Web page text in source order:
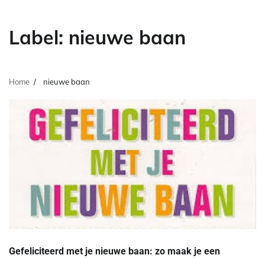
Label: nieuwe baan
Home nieuwe baan
Gefeliciteerd met je nieuwe baan: zo maak je een